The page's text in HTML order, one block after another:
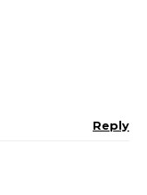
Reply